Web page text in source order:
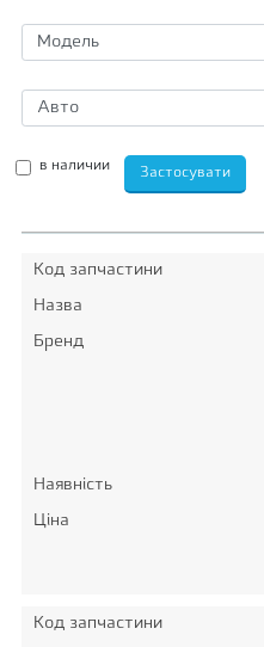
в наличии
Код запчастини
Назва
Бренд
Наявність
Ціна
Код запчастини